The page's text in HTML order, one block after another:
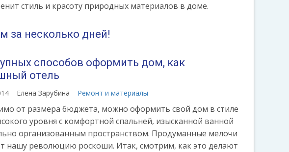
стиль и красоту природных материалов в доме.
за несколько дней!
способов оформить дом, как
отель
Елена Зарубина Ремонт и материалы
от размера бюджета, можно оформить свой дом в стиле
уровня с комфортной спальней, изысканной ванной
организованным пространством. Продуманные мелочи
нашу революцию роскоши. Итак, смотрим, как это делают